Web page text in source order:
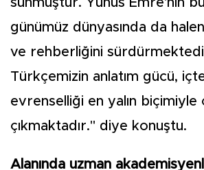
günümüz dünyasında da
ve rehberliğini
Türkçemizin anlatım gücü,
evrenselliği en yalın biçimiyle
çıkmaktadır." diye konuştu.
Alanında uzman